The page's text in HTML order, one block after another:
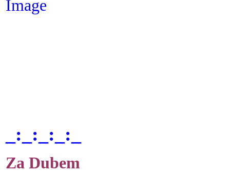
_:_:_:_:_
Za Dubem